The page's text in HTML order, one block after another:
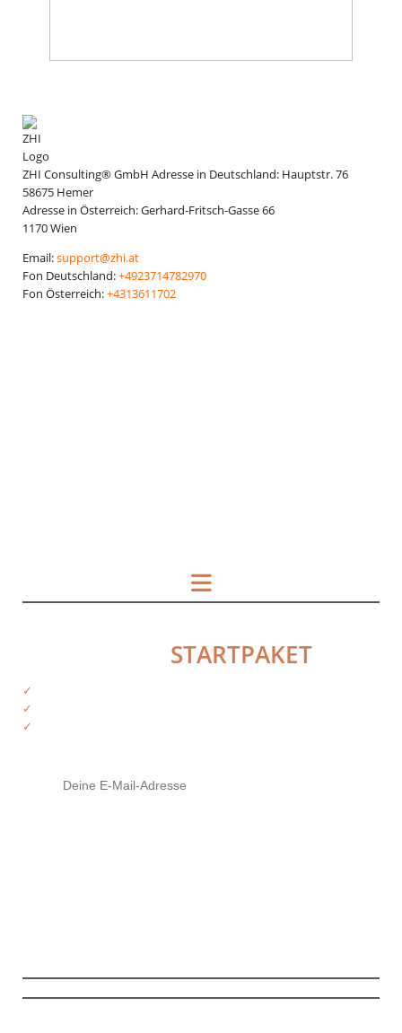
ZHI Consulting® GmbH Adresse in Deutschland: Hauptstr. 76
58675 Hemer
Adresse in Österreich:Gerhard-Fritsch-Gasse 66
1170Wien
Email:support@zhi.at
Fon Deutschland:+4923714782970
Fon Österreich:+4313611702
STARTPAKET
✓
✓
✓